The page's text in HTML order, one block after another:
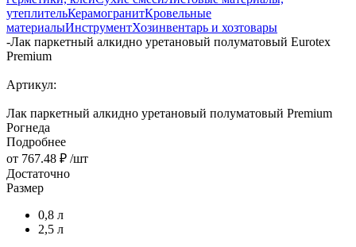
утеплительКерамогранитКровельные
материалыИнструментХозинвентарь и хозтовары
-Лак паркетный алкидно уретановый полуматовый Eurotex
Premium
Артикул:
Лак паркетный алкидно уретановый полуматовый Premium
Рогнеда
Подробнее
от 767.48 ₽ /шт
Достаточно
Размер
0,8 л
2,5 л